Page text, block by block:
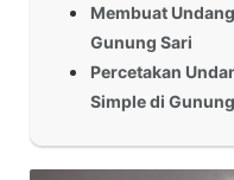
Membuat
Gunung Sari
Percetakan
Simple di